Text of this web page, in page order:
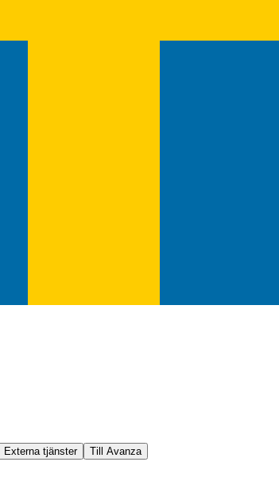
Externa tjänster
Till Avanza